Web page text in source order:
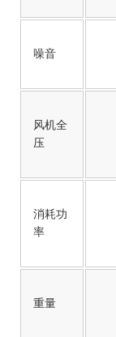
噪音
风机全
压
消耗功
率
重量